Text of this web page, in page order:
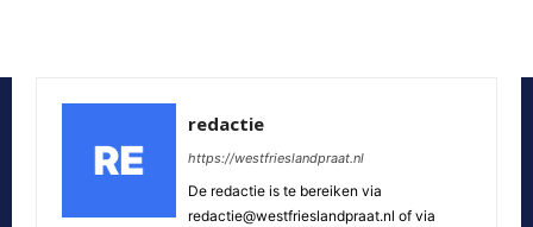
redactie
https://westfrieslandpraat.nl
De redactie is te bereiken via
redactie@westfrieslandpraat.nl of via